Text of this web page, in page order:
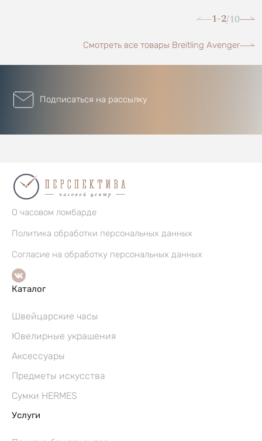
1-2/10
Смотреть все товары Breitling Avenger
Подписаться на рассылку
О часовом ломбарде
Политика обработки персональных данных
Согласие на обработку персональных данных
Каталог
Швейцарские часы
Ювелирные украшения
Аксессуары
Предметы искусства
Сумки HERMES
Услуги